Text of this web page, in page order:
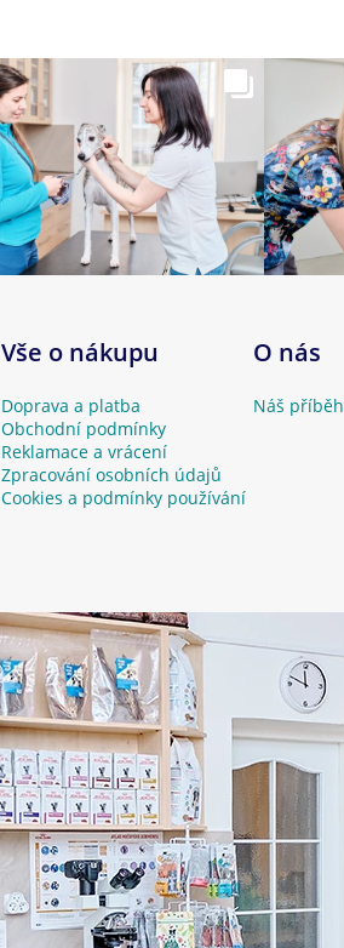
Vše o nákupu
Doprava a platba
Obchodní podmínky
Reklamace a vrácení
Zpracování osobních údajů
Cookies a podmínky používání
O nás
Náš příběh